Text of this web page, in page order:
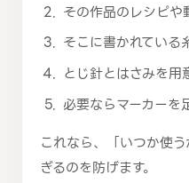
その作品のレシピや
そこに書かれている
とじ針とはさみを用
必要ならマーカーを
これなら、「いつか使
ぎるのを防げます。